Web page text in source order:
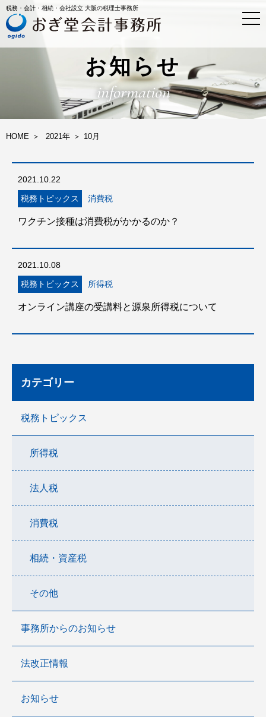
税務・会計・相続・会社設立 大阪の税理士事務所
t
o
g
n
a
v
i
o
お知らせ
information
HOME 2021年 10月
2021.10.22
税務トピックス
消費税
ワクチン接種は消費税がかかるのか？
2021.10.08
税務トピックス
所得税
オンライン講座の受講料と源泉所得税について
カテゴリー
税務トピックス
所得税
法人税
消費税
相続・資産税
その他
事務所からのお知らせ
法改正情報
お知らせ